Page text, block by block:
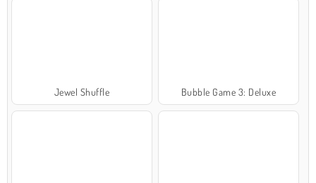
Jewel Shuffle Bubble Game 3: Deluxe